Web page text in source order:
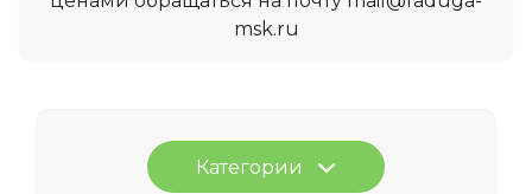
msk.ru
Категории